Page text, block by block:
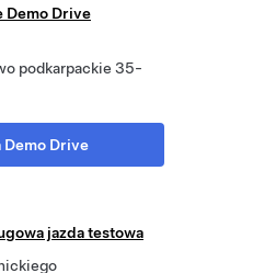
Demo Drive
podkarpackie 35-
Demo Drive
jazda testowa